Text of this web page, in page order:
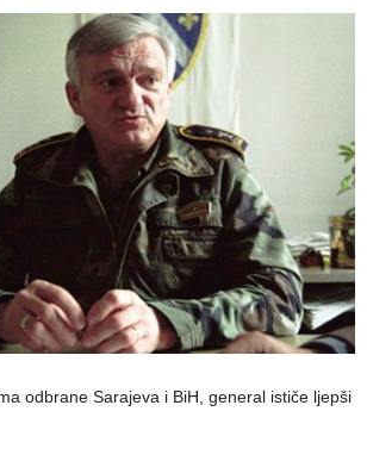
odbrane Sarajeva i BiH, general ističe ljepši